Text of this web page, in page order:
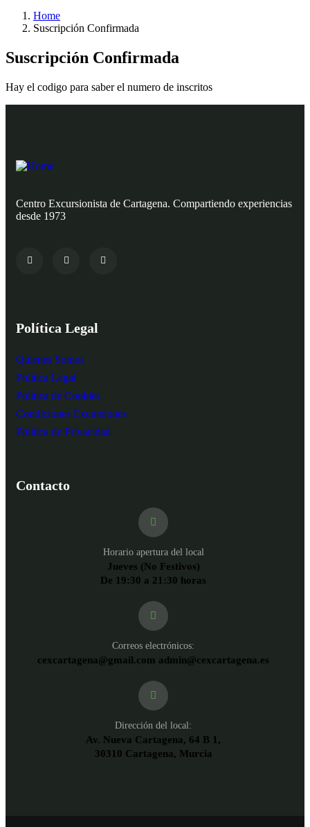
Home
Suscripción Confirmada
Suscripción Confirmada
Hay el codigo para saber el numero de inscritos
Centro Excursionista de Cartagena. Compartiendo experiencias
desde 1973
Política Legal
Quienes Somos
Política Legal
Política de Cookies
Condiciones Excursiones
Política de Privacidad
Contacto
Horario apertura del local
Jueves (No Festivos)
De 19:30 a 21:30 horas
Correos electrónicos:
cexcartagena@gmail.com admin@cexcartagena.es
Dirección del local:
Av. Nueva Cartagena, 64 B 1,
30310 Cartagena, Murcia